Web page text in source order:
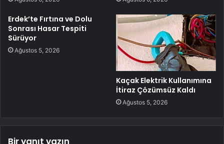
Erdek’te Fırtına ve Dolu
Sonrası Hasar Tespiti
Sürüyor
Ağustos 5, 2026
Kaçak Elektrik Kullanımına
İtiraz Çözümsüz Kaldı
Ağustos 5, 2026
Bir yanıt yazın